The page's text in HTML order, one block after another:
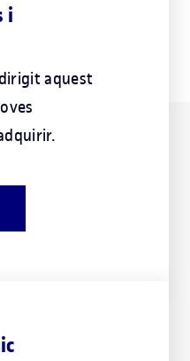
i
aquest